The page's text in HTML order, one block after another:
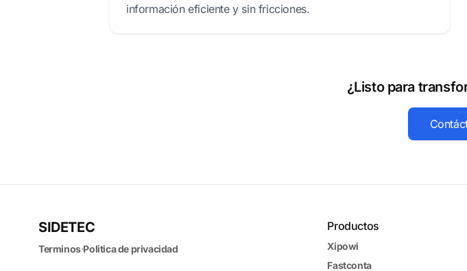
información eficiente y sin fricciones.
¿Listo para
SIDETEC
Terminos·Politica de privacidad
Productos
Xipowi
Fastconta